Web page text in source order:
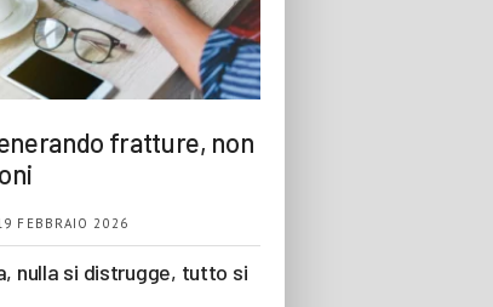
fratture, non
FEBBRAIO 2026
nulla si distrugge, tutto si